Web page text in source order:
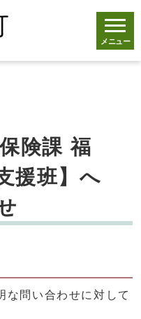
メニュー
険課 福
援班】へ
な問い合わせに対して